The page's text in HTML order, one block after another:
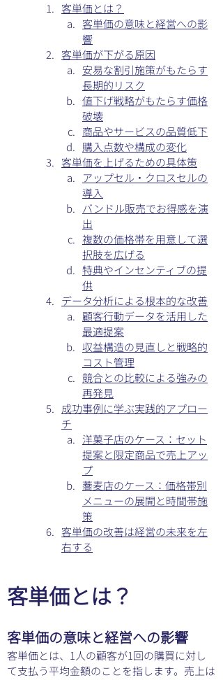
客単価とは？
客単価の意味と経営への影
響
客単価が下がる原因
安易な割引施策がもたらす
長期的リスク
値下げ戦略がもたらす価格
破壊
商品やサービスの品質低下
購入点数や構成の変化
客単価を上げるための具体策
アップセル・クロスセルの
導入
バンドル販売でお得感を演
出
複数の価格帯を用意して選
択肢を広げる
特典やインセンティブの提
供
データ分析による根本的な改善
顧客行動データを活用した
最適提案
収益構造の見直しと戦略的
コスト管理
競合との比較による強みの
再発見
成功事例に学ぶ実践的アプロー
チ
洋菓子店のケース：セット
提案と限定商品で売上アッ
プ
蕎麦店のケース：価格帯別
メニューの展開と時間帯施
策
客単価の改善は経営の未来を左
右する
客単価とは？
客単価の意味と経営への影響
客単価とは、1人の顧客が1回の購買に対し
て支払う平均金額のことを指します。売上は